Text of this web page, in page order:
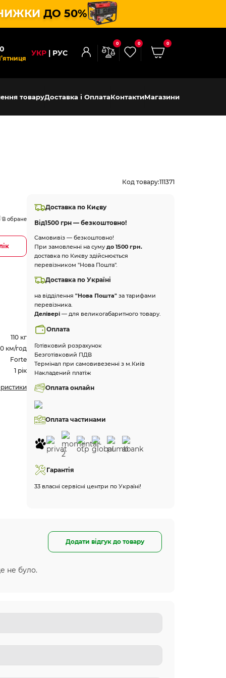
ДО 50%
УКР РУС
0 0 0
товаруДоставка і ОплатаКонтактиМагазини
Код товару:111371
В обране
110 кг
км/год
Forte
1 рік
Доставка по Києву
Від1500 грн — безкоштовно!
Самовивіз — безкоштовно!
При замовленні на сумудо 1500 грн.
доставка по Києву здійснюється
перевізником "Нова Пошта".
Доставка по Україні
на відділення"Нова Пошта"за тарифами
перевізника.
Делівері — для великогабаритного товару.
Оплата
Готівковий розрахунок
Безготівковий ПДВ
Термінал при самовивезенні з м.Київ
Накладений платіж
Оплата онлайн
Оплата частинами
Гарантія
33 власні сервісні центри по Україні!
Додати відгук до товару
не було.